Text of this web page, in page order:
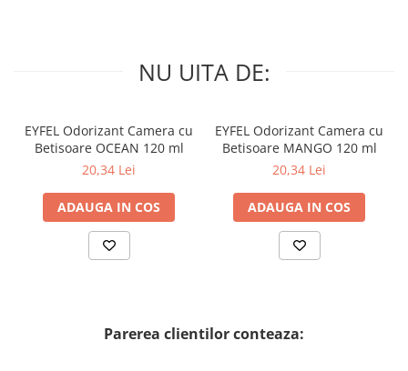
NU UITA DE:
EYFEL Odorizant Camera cu
Betisoare OCEAN 120 ml
20,34 Lei
ADAUGA IN COS
EYFEL Odorizant Camera cu
Betisoare MANGO 120 ml
20,34 Lei
ADAUGA IN COS
Parerea clientilor conteaza: